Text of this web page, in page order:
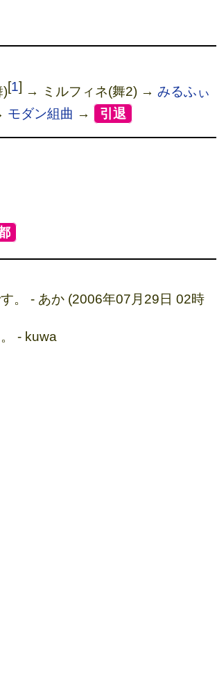
)[1] → ミルフィネ(舞2) →みるふぃ
モダン組曲 → 引退
]
。 - あか (2006年07月29日 02時
- kuwa